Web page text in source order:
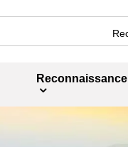
Reconnaissance